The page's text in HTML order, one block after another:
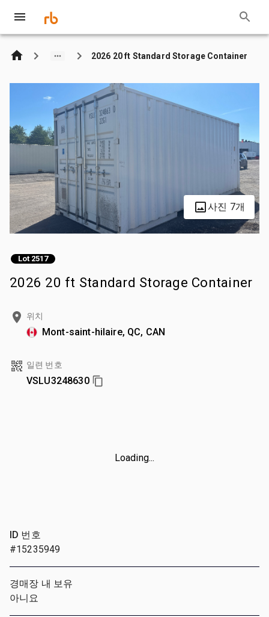
2026 20 ft Standard Storage Container
사진 7개
Lot 2517
2026 20 ft Standard Storage Container
위치
Mont-saint-hilaire, QC, CAN
일련 번호
VSLU3248630
Loading...
ID 번호
#15235949
경매장 내 보유
아니요